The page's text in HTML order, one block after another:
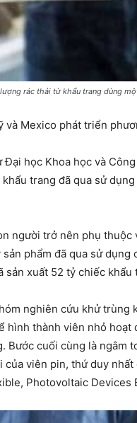
rác thải từ khẩu trang dùng
và Mexico phát triển
học Khoa học và
trang đã qua sử
người trở nên phụ
phẩm đã qua sử
xuất 52 tỷ chiếc
nghiên cứu khử trùng
hình thành viên nhỏ
Bước cuối cùng là
viên pin, thứ duy
Photovoltaic Devices